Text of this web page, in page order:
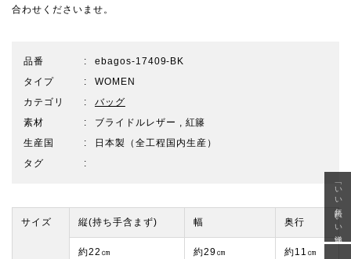
合わせくださいませ。
品番
ebagos-17409-BK
タイプ
WOMEN
カテゴリ
バッグ
素材
ブライドルレザー , 紅籐
生産国
日本製（全工程国内生産）
タグ
サイズ 縦(持ち手含まず) 幅 奥行
約22㎝ 約29㎝ 約11㎝
「いい年齢 いい洋服」